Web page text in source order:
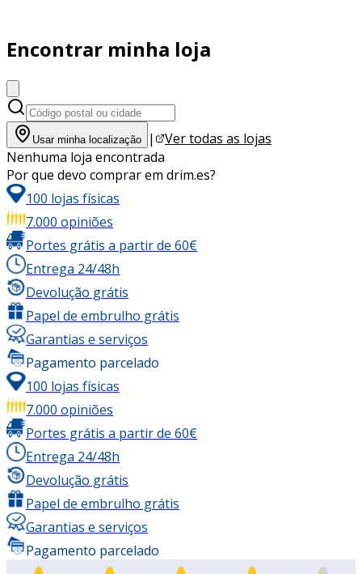
Encontrar minha loja
Usar minha localização |
Ver todas as lojas
Nenhuma loja encontrada
Por que devo comprar em drim.es?
100 lojas físicas
7.000 opiniões
Portes grátis a partir de 60€
Entrega 24/48h
Devolução grátis
Papel de embrulho grátis
Garantias e serviços
Pagamento parcelado
100 lojas físicas
7.000 opiniões
Portes grátis a partir de 60€
Entrega 24/48h
Devolução grátis
Papel de embrulho grátis
Garantias e serviços
Pagamento parcelado